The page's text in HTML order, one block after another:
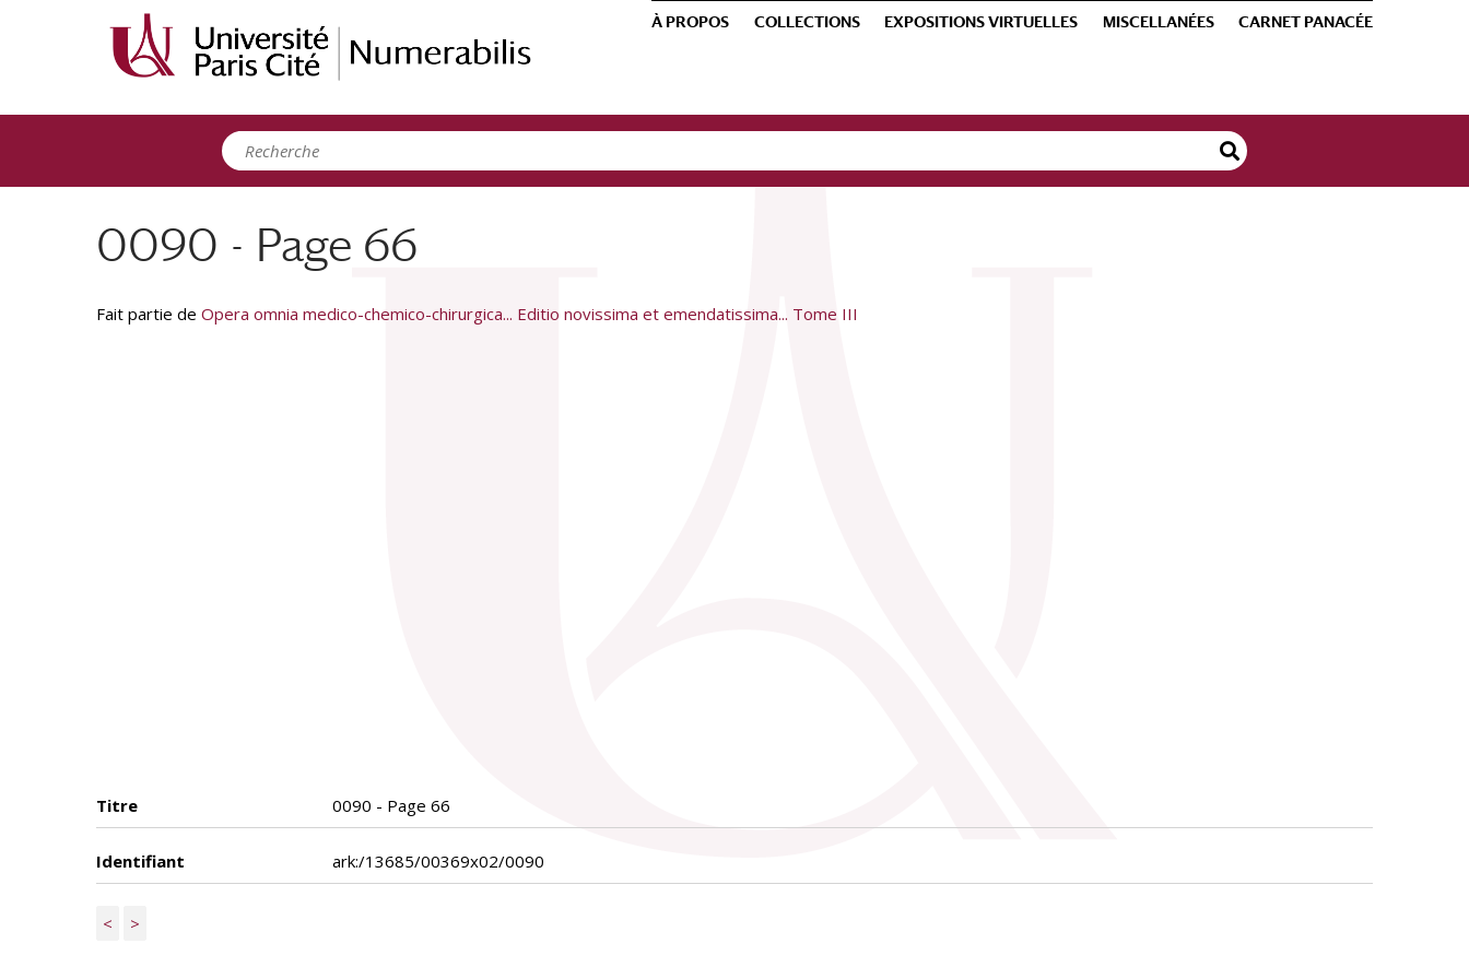
À PROPOS COLLECTIONS EXPOSITIONS VIRTUELLES MISCELLANÉES CARNET PANACÉE
0090 - Page 66
Fait partie de Opera omnia medico-chemico-chirurgica... Editio novissima et emendatissima... Tome III
Titre 0090 - Page 66
Identifiant ark:/13685/00369x02/0090
< >
Panneau de gestion des cookies